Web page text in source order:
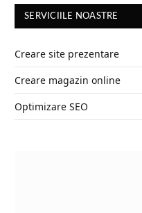
SERVICIILE NOASTRE
Creare site prezentare
Creare magazin online
Optimizare SEO